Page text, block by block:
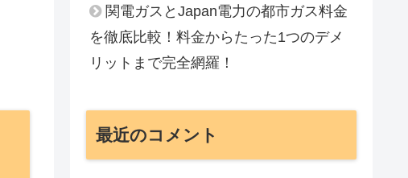
関電ガスとJapan電力の都市ガス料金
を徹底比較！料金からたった1つのデメ
リットまで完全網羅！
最近のコメント